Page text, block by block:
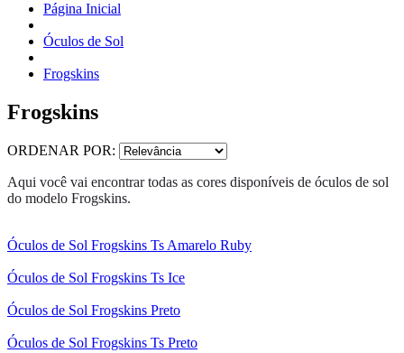
Página Inicial
Óculos de Sol
Frogskins
Frogskins
ORDENAR POR:
Aqui você vai encontrar todas as cores disponíveis de óculos de sol
do modelo Frogskins.
Óculos de Sol Frogskins Ts Amarelo Ruby
Óculos de Sol Frogskins Ts Ice
Óculos de Sol Frogskins Preto
Óculos de Sol Frogskins Ts Preto